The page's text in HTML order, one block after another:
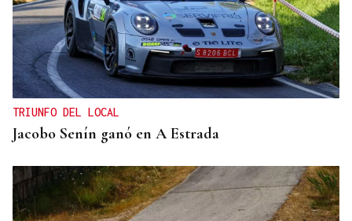
TRIUNFO DEL LOCAL
Jacobo Senín ganó en A Estrada